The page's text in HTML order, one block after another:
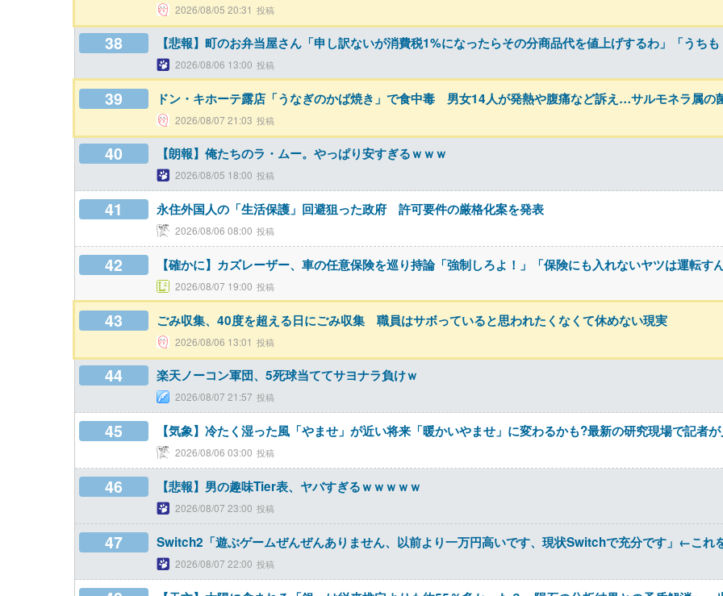
2026/08/05 20:31
38 【悲報】町のお弁当屋さん「申し訳ないが消費税1%になったらその分商品代を値上げするわ」「うちも
2026/08/06 13:00
39 ドン・キホーテ露店「うなぎのかば焼き」で食中毒 男女14人が発熱や腹痛など訴え…サルモネラ属の
2026/08/07 21:03
40 【朗報】俺たちのラ・ムー。やっぱり安すぎるｗｗｗ
2026/08/05 18:00
41 永住外国人の「生活保護」回避狙った政府 許可要件の厳格化案を発表
2026/08/06 08:00
42 【確かに】カズレーザー、車の任意保険を巡り持論「強制しろよ！」「保険にも入れないヤツは運転す
2026/08/07 19:00
43 ごみ収集、40度を超える日にごみ収集 職員はサボっていると思われたくなくて休めない現実
2026/08/06 13:01
44 楽天ノーコン軍団、5死球当ててサヨナラ負けｗ
2026/08/07 21:57
45 【気象】冷たく湿った風「やませ」が近い将来「暖かいやませ」に変わるかも?最新の研究現場で記者
2026/08/06 03:00
46 【悲報】男の趣味Tier表、ヤバすぎるｗｗｗｗｗ
2026/08/07 23:00
47 Switch2「遊ぶゲームぜんぜんありません、以前より一万円高いです、現状Switchで充分です」←これ
2026/08/07 22:00